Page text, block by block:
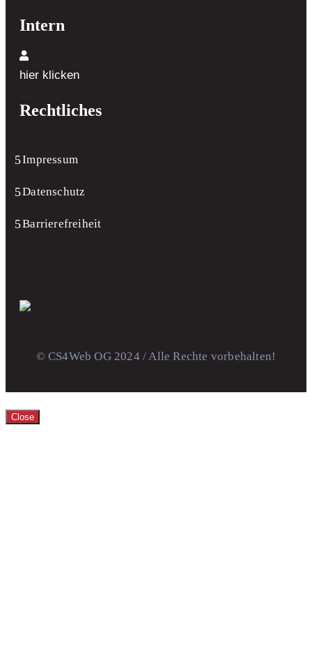
Intern
hier klicken
Rechtliches
Impressum
Datenschutz
Barrierefreiheit
© CS4Web OG 2024 / Alle Rechte vorbehalten!
Close